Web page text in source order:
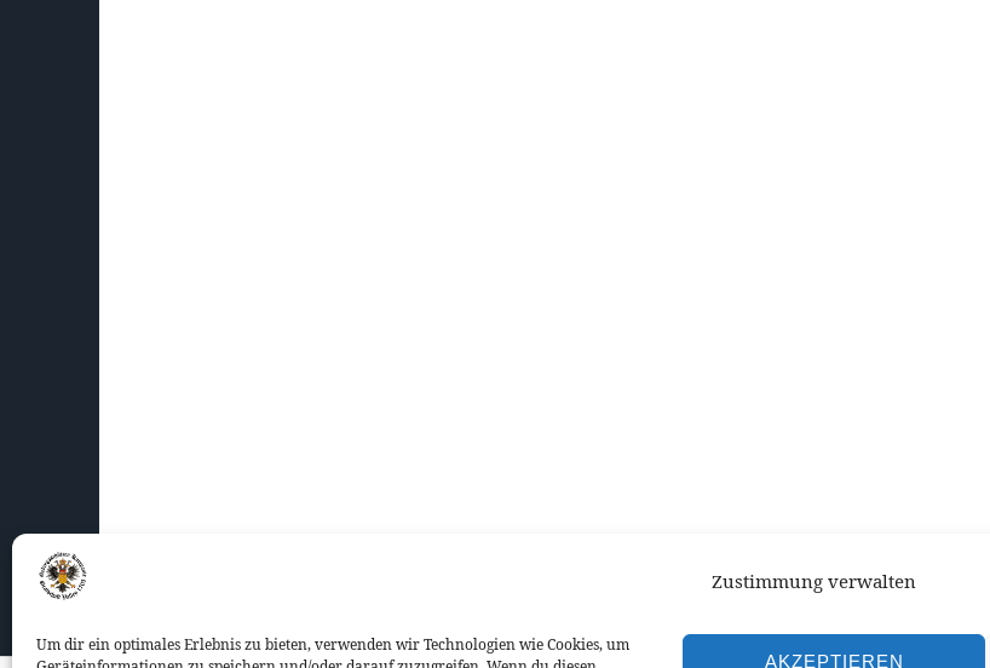
Zustimmung verwalten
Um dir ein optimales Erlebnis zu bieten, verwenden wir Technologien wie Cookies, um
AKZEPTIEREN